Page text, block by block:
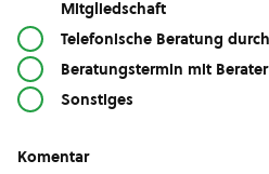
Mitgliedschaft
Telefonische Beratung
Beratungstermin mit
Sonstiges
Komentar